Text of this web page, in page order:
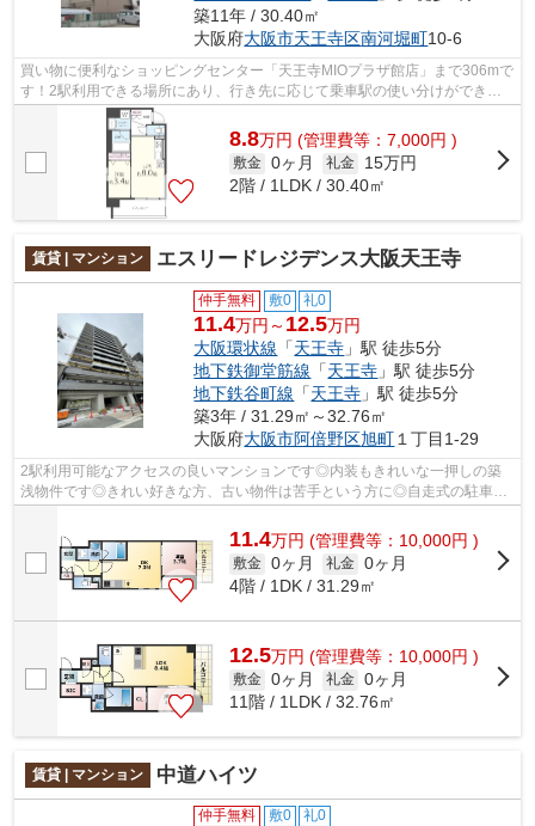
築11年 / 30.40㎡
大阪府大阪市天王寺区南河堀町10-6
買い物に便利なショッピングセンター「天王寺MIOプラザ館店」まで306mで
す！2駅利用できる場所にあり、行き先に応じて乗車駅の使い分けができま
す！防犯対策もバッチリなマンションタ...
8.8万円 (管理費等：7,000円 )
敷金 0ヶ月 礼金
15万円
2階 / 1LDK / 30.40㎡
賃貸 | マンション エスリードレジデンス大阪天王寺
仲手無料 敷0 礼0
11.4万円～ 12.5万円
大阪環状線 「天王寺 」駅 徒歩5分
地下鉄御堂筋線 「天王寺 」駅 徒歩5分
地下鉄谷町線 「天王寺 」駅 徒歩5分
築3年 / 31.29㎡～32.76㎡
大阪府大阪市阿倍野区旭町 １丁目1-29
2駅利用可能なアクセスの良いマンションです◎内装もきれいな一押しの築
浅物件です◎きれい好きな方、古い物件は苦手という方に◎自走式の駐車場
がある物件です◎共用部にはエレベータ・敷...
11.4万円 (管理費等：10,000円 )
敷金 0ヶ月 礼金 0ヶ月
4階 / 1DK / 31.29㎡
12.5万円 (管理費等：10,000円 )
敷金 0ヶ月 礼金 0ヶ月
11階 / 1LDK / 32.76㎡
賃貸 | マンション 中道ハイツ
仲手無料 敷0 礼0